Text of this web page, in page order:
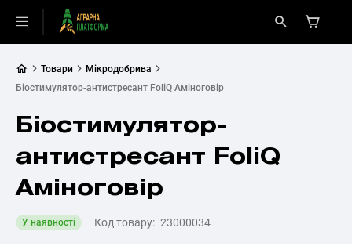
Товари
Мікродобрива
Біостимулятор-антистресант FoliQ Аміноговір
Біостимулятор-
антистресант FoliQ
Аміноговір
У наявності Код товару: 23000034